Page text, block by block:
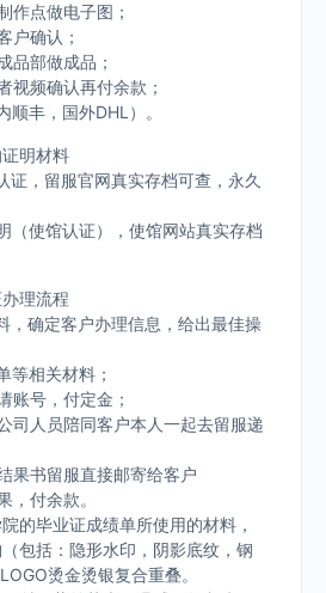
作点做电子图；
户确认；
品部做成品；
视频确认再付余款；
顺丰，国外DHL）。
明材料
证，留服官网真实存档可查，永久
（使馆认证），使馆网站真实存档
理流程
，确定客户办理信息，给出最佳操
等相关材料；
账号，付定金；
司人员陪同客户本人一起去留服递
果书留服直接邮寄给客户
，付余款。
的毕业证成绩单所使用的材料，
包括：隐形水印，阴影底纹，钢
烫金烫银复合重叠。